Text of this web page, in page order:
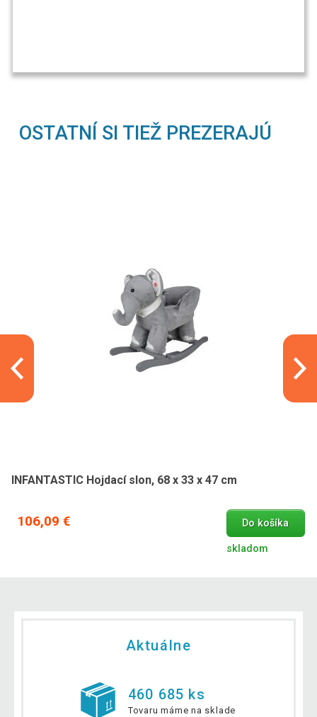
OSTATNÍ SI TIEŽ PREZERAJÚ
INFANTASTIC Hojdací slon, 68 x 33 x 47 cm
106,09 € Do košíka
skladom
Aktuálne
460 685 ks
Tovaru máme na sklade